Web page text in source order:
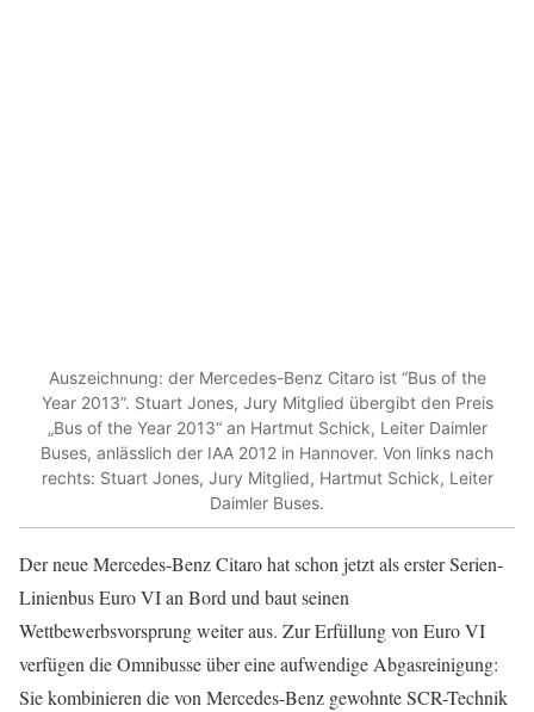
Auszeichnung: der Mercedes-Benz Citaro ist “Bus of the
Year 2013”. Stuart Jones, Jury Mitglied übergibt den Preis
„Bus of the Year 2013“ an Hartmut Schick, Leiter Daimler
Buses, anlässlich der IAA 2012 in Hannover. Von links nach
rechts: Stuart Jones, Jury Mitglied, Hartmut Schick, Leiter
Daimler Buses.
Der neue Mercedes-Benz Citaro hat schon jetzt als erster Serien-
Linienbus Euro VI an Bord und baut seinen
Wettbewerbsvorsprung weiter aus. Zur Erfüllung von Euro VI
verfügen die Omnibusse über eine aufwendige Abgasreinigung:
Sie kombinieren die von Mercedes-Benz gewohnte SCR-Technik